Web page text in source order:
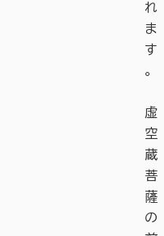
れ
ま
す
。
虚
空
蔵
菩
薩
の